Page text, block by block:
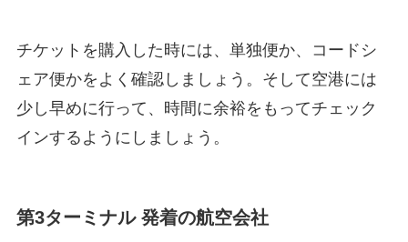
チケットを購入した時には、単独便か、コードシ
ェア便かをよく確認しましょう。そして空港には
少し早めに行って、時間に余裕をもってチェック
インするようにしましょう。
第3ターミナル 発着の航空会社